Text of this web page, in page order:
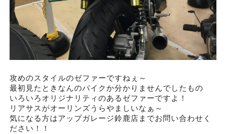
攻めのスタイルのゼファーですねぇ～
最初見たときなんのバイクか分かりませんでしたもの
いろいろオリジナリティのあるゼファーですよ！
リアサスがオーリンズうらやましいなぁ～
気になる方はアップガレージ鈴鹿店までお問い合わせく
ださい！！